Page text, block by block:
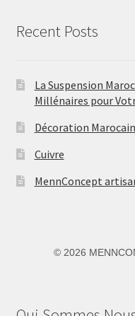
Recent Posts
La Suspension
Millénaires pour
Décoration
Cuivre
MennConcept
© 2026